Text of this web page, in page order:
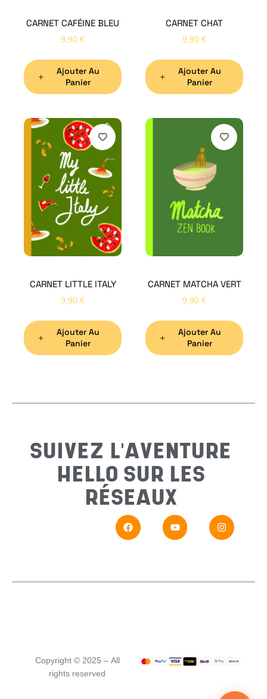
CARNET CAFÉINE BLEU
9,90 €
Ajouter Au
Panier
CARNET CHAT
9,90 €
Ajouter Au
Panier
CARNET LITTLE ITALY
9,90 €
Ajouter Au
Panier
CARNET MATCHA VERT
9,90 €
Ajouter Au
Panier
SUIVEZ L'AVENTURE
HELLO SUR LES
RÉSEAUX
Copyright © 2025 – All
rights reserved